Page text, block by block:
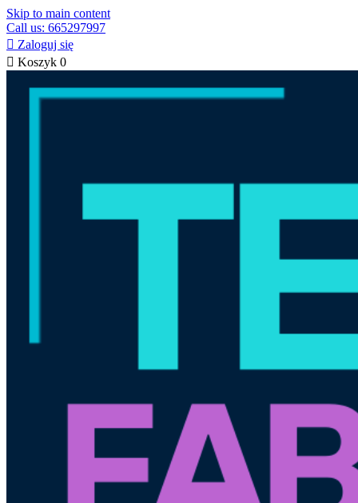
Skip to main content
Call us: 665297997
 Zaloguj się
 Koszyk 0